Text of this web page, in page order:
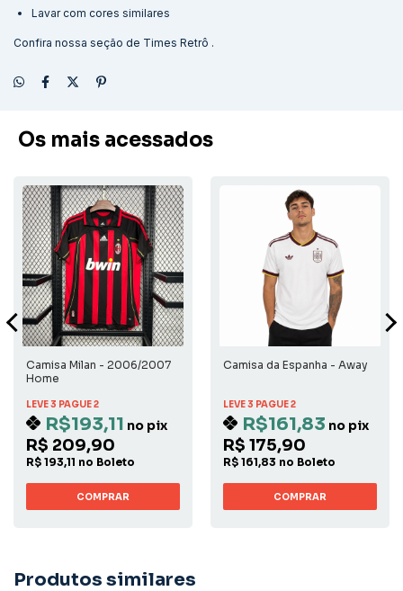
Lavar com cores similares
Confira nossa seção de Times Retrô .
Os mais acessados
Camisa Milan - 2006/2007
Home
LEVE 3 PAGUE 2
R$193,11 no pix
R$ 209,90
R$ 193,11 no Boleto
COMPRAR
Camisa da Espanha - Away
LEVE 3 PAGUE 2
R$161,83 no pix
R$ 175,90
R$ 161,83 no Boleto
COMPRAR
Produtos similares